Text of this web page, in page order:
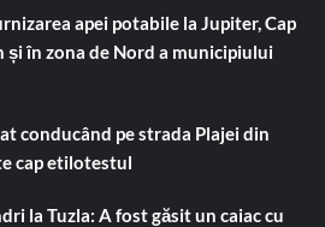
apei potabile la Jupiter, Cap
și în zona de Nord a municipiului
conducând pe strada Plajei din
cap etilotestul
la Tuzla: A fost găsit un caiac cu